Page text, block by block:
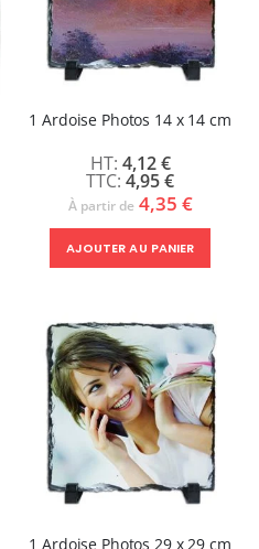
1 Ardoise Photos 14 x 14 cm
4,95 €
4,12 €
À partir de 4,35 €
AJOUTER AU PANIER
1 Ardoise Photos 29 x 29 cm